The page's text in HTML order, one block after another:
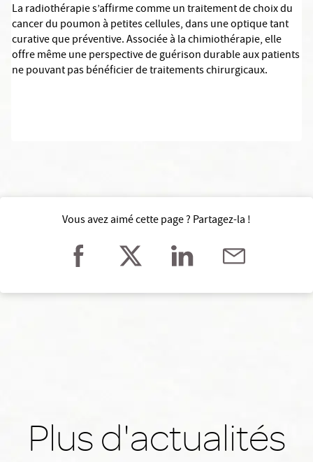
La radiothérapie s’affirme comme un traitement de choix du
cancer du poumon à petites cellules, dans une optique tant
curative que préventive. Associée à la chimiothérapie, elle
offre même une perspective de guérison durable aux patients
ne pouvant pas bénéficier de traitements chirurgicaux.
Vous avez aimé cette page ? Partagez-la !
Plus d'actualités